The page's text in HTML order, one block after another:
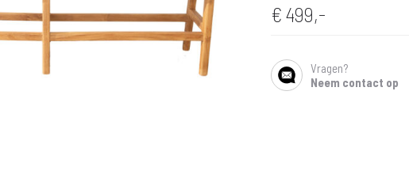
€499,-
SHARE
Vragen?
Neem contact op